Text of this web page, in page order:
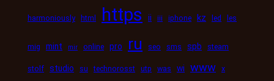
harmoniously html https ii iii iphone kz led les
mig mint mir online pro ru seo sms spb steam
stolf studio su technorosst utp was wi www x